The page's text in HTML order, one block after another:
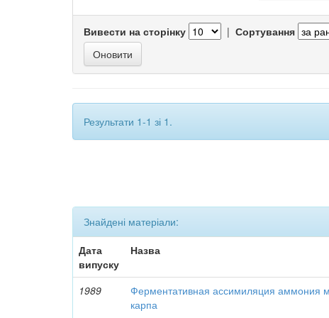
Вивести на сторінку | Сортування
Результати 1-1 зі 1.
Знайдені матеріали:
Дата
випуску
Назва
1989
Ферментативная ассимиляция аммония
карпа